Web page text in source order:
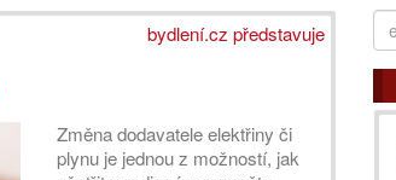
bydlení.cz představuje
Změna dodavatele elektřiny či
plynu je jednou z možností, jak